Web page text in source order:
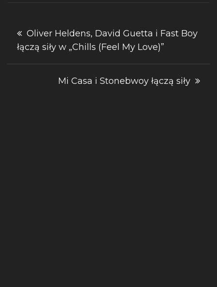
Nawigacja
wpisu
Oliver Heldens, David Guetta i Fast Boy
łączą siły w „Chills (Feel My Love)”
Mi Casa i Stonebwoy łączą siły